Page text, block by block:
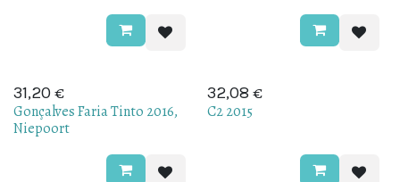
31,20 €
Gonçalves Faria Tinto 2016,
Niepoort
32,08 €
C2 2015